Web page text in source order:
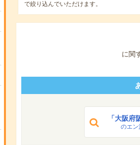
で絞り込んでいただけます。
に関
「大阪府
のエン